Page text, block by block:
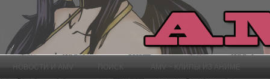
НОВОСТИ И AMV ПОИСК AMV ~ КЛИПЫ ИЗ АНИМЕ